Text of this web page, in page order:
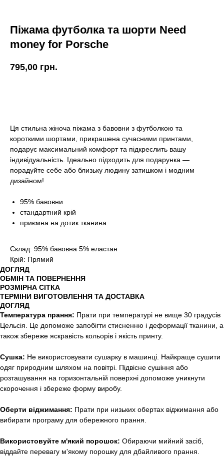
Піжама футболка та шорти Need
money for Porsche
795,00 грн.
Ця стильна жіноча піжама з бавовни з футболкою та
короткими шортами, прикрашена сучасними принтами,
подарує максимальний комфорт та підкреслить вашу
індивідуальність. Ідеально підходить для подарунка —
порадуйте себе або близьку людину затишком і модним
дизайном!
95% бавовни
стандартний крій
приємна на дотик тканина
Склад: 95% бавовна 5% еластан
Крій: Прямий
ДОГЛЯД
ОБМІН ТА ПОВЕРНЕННЯ
РОЗМІРНА СІТКА
ТЕРМІНИ ВИГОТОВЛЕННЯ ТА ДОСТАВКА
ДОГЛЯД
Температура прання: Прати при температурі не вище 30 градусів
Цельсія. Це допоможе запобігти стисненню і деформації тканини, а
також збереже яскравість кольорів і якість принту.
Сушка: Не використовувати сушарку в машинці. Найкраще сушити
одяг природним шляхом на повітрі. Підвісне сушіння або
розташування на горизонтальній поверхні допоможе уникнути
скорочення і збереже форму виробу.
Оберти віджимання: Прати при низьких обертах віджимання або
вибирати програму для обережного прання.
Використовуйте м'який порошок: Обираючи мийний засіб,
віддайте перевагу м'якому порошку для дбайливого прання.